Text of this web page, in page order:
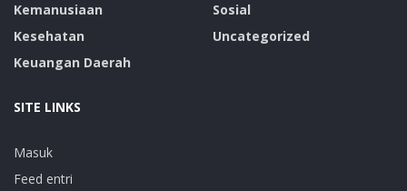
Kemanusiaan
Kesehatan
Keuangan Daerah
Sosial
Uncategorized
SITE LINKS
Masuk
Feed entri